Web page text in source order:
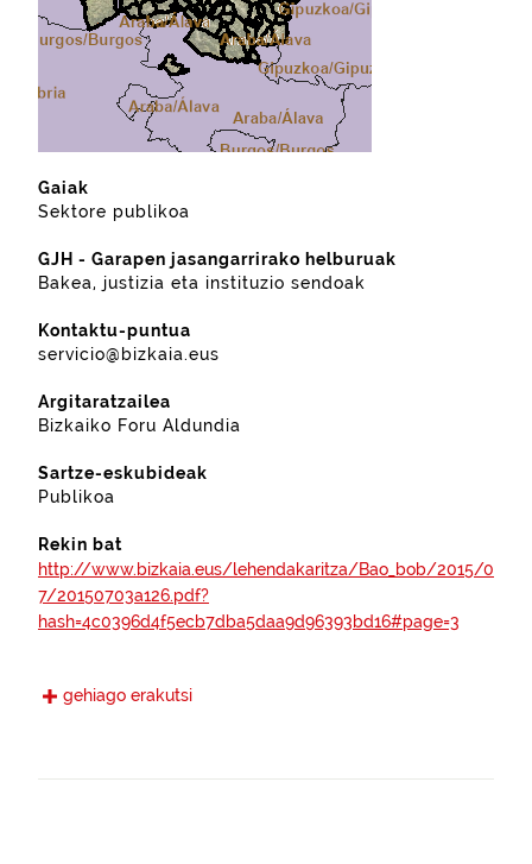
Gaiak
Sektore publikoa
GJH - Garapen jasangarrirako helburuak
Bakea, justizia eta instituzio sendoak
Kontaktu-puntua
servicio@bizkaia.eus
Argitaratzailea
Bizkaiko Foru Aldundia
Sartze-eskubideak
Publikoa
Rekin bat
http://www.bizkaia.eus/lehendakaritza/Bao_bob/2015/0
7/20150703a126.pdf?
hash=4c0396d4f5ecb7dba5daa9d96393bd16#page=3
2/20151215a240.pdf?
Eguneratze maiztasuna
gehiago erakutsi